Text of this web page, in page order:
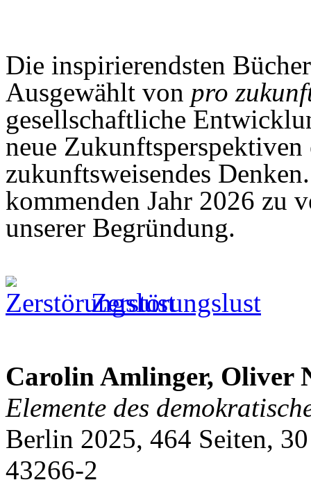
Die inspirierendsten
Ausgewählt von pro
gesellschaftliche
neue
zukunftsweisendes
kommenden Jahr 2026 zu
unserer Begründung.
Zerstörungslust
Carolin Amlinger, Oliver
Elemente des
Berlin 2025, 464 Seiten,
43266-2